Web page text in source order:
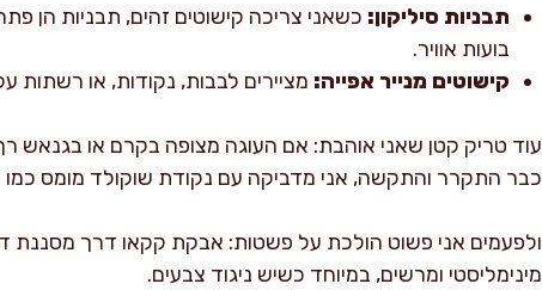
תבניות סיליקון: כשאני צריכה קישוטים זהים, תבניות הן
בועות אוויר.
קישוטים מנייר אפייה: מציירים לבבות, נקודות, או רשתות
עוד טריק קטן שאני אוהבת: אם העוגה מצופה בקרם או בגנאש
כבר התקרר והתקשה, אני מדביקה עם נקודת שוקולד מומס
ולפעמים אני פשוט הולכת על פשטות: אבקת קקאו דרך מסננת
מינימליסטי ומרשים, במיוחד כשיש ניגוד צבעים.